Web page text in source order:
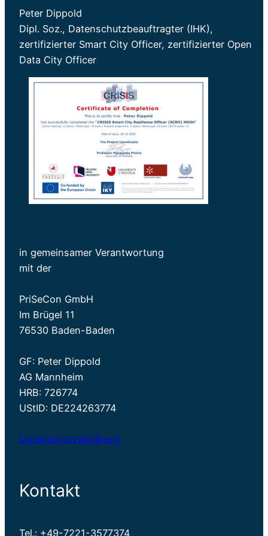
Peter Dippold
Dipl. Soz., Datenschutzbeauftragter (IHK),
zertifizierter Smart City Officer, zertifizierter Open
Data City Officer
in gemeinsamer Verantwortung
mit der
PriSeCon GmbH
Im Brügel 11
76530 Baden-Baden
GF: Peter Dippold
AG Mannheim
HRB: 726774
UStID: DE224263774
Datenschutzerklärung
Kontakt
Tel.: +49-7221-3577374